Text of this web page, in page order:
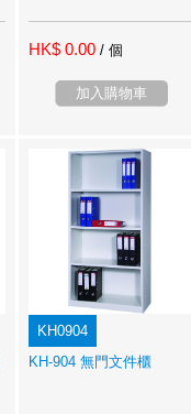
HK$ 0.00 / 個
加入購物車
KH0904
KH-904 無門文件櫃